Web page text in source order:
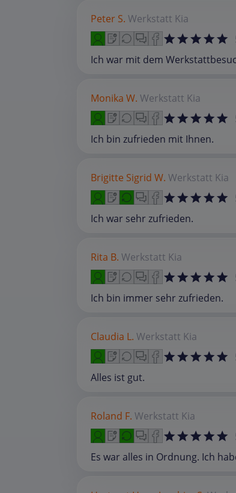
Peter S. Werkstatt Kia
Ich war mit dem
Monika W. Werkstatt Kia
Ich bin zufrieden mit Ihnen.
Brigitte Sigrid W. Werkstatt Kia
Ich war sehr zufrieden.
Rita B. Werkstatt Kia
Ich bin immer sehr zufrieden.
Claudia L. Werkstatt Kia
Alles ist gut.
Roland F. Werkstatt Kia
Es war alles in Ordnung. Ich